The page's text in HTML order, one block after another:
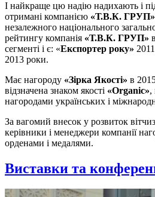
І найкраще цю надію надихають і
отримані компанією «Т.В.К. ГРУП»
незалежного національного
рейтингу компанія «Т.В.К. ГРУП»
сегменті і є: «Експортер року»
2013 роки.
Має нагороду «Зірка Якості» в
відзначена знаком якості «Organic»,
нагородами українських і
За вагомий внесок у розвиток
керівники і менеджери компанії
орденами і медалями.
Виставки та